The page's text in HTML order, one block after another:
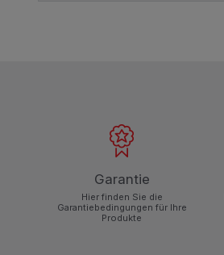
Garantie
Hier finden Sie die
Garantiebedingungen für Ihre
Produkte